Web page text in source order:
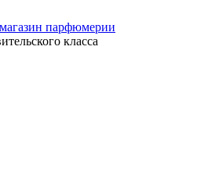
класса